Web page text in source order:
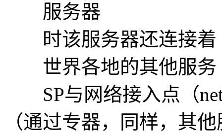
服务器
时该服务器还连接着
世界各地的其他服务
SP与网络接入点（
（通过专器，同样，其